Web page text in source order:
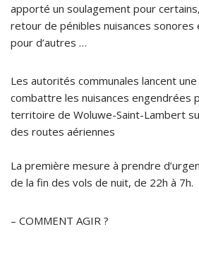
apporté un soulagement pour
retour de pénibles nuisances sonores
pour d’autres …
Les autorités communales lancent
combattre les nuisances engendrées
territoire de Woluwe-Saint-Lambert
des routes aériennes
La première mesure à prendre
de la fin des vols de nuit, de 22h à 7h.
– COMMENT AGIR ?